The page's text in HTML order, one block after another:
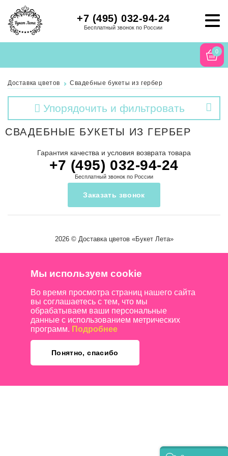
+7 (495) 032-94-24
Бесплатный звонок по России
0
Доставка цветов Свадебные букеты из гербер
Упорядочить и фильтровать
СВАДЕБНЫЕ БУКЕТЫ ИЗ ГЕРБЕР
Гарантия качества и условия возврата товара
+7 (495) 032-94-24
Бесплатный звонок по России
Заказать звонок
2026 © Доставка цветов«Букет Лета»
Мы используем cookie
Во время просмотра страниц нашего сайта
вы соглашаетесь с тем, что мы
обрабатываем ваши персональные
данные с использованием метрических
программ. Подробнее
Понятно, спасибо